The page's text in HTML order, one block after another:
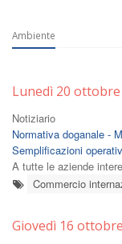
Ambiente
Lunedì 20 ottobre
Notiziario
Normativa doganale -
Semplificazioni
A tutte le aziende
Commercio
Giovedì 16